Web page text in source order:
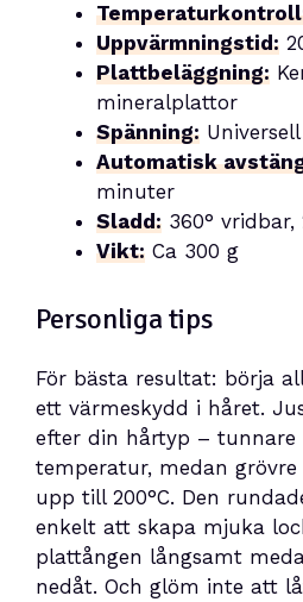
Uppvärmningstid:
Plattbeläggning:
mineralplattor
Spänning:
Automatisk
minuter
Sladd: 360° vridbar,
Vikt: Ca 300 g
Personliga tips
För bästa resultat: börja
ett värmeskydd i håret.
efter din hårtyp – tunnare
temperatur, medan
upp till 200°C. Den
enkelt att skapa mjuka
plattången långsamt
nedåt. Och glöm inte att